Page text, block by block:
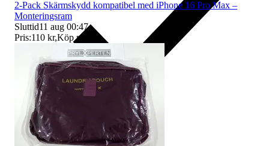
2-Pack Skärmskydd kompatibel med iPhone 16 Pro Max –
Monteringsram
Sluttid11 aug 00:47.
Pris:110 kr,Köp nu